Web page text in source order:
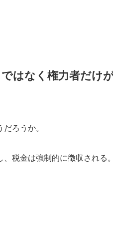
はなく権力者だけ
ろうか。
税金は強制的に徴収される。